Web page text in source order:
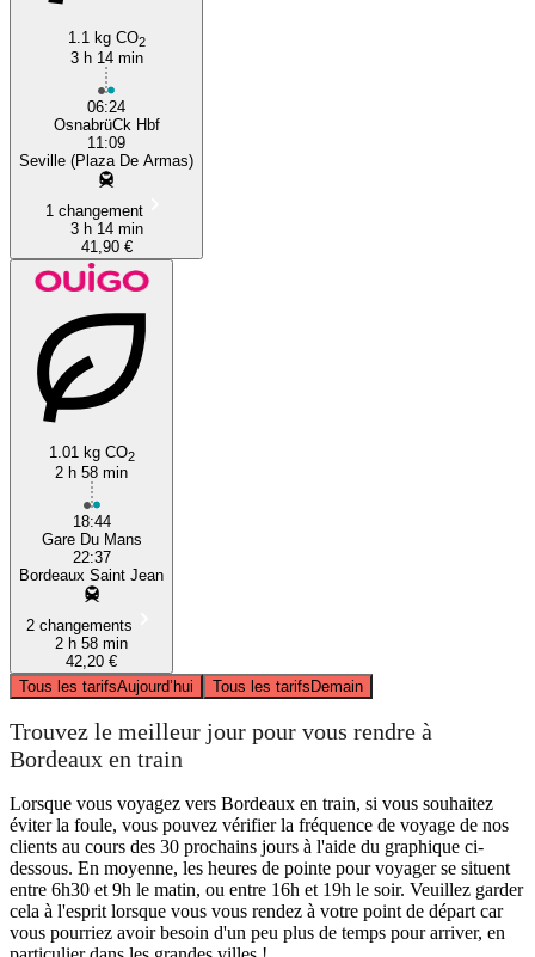
1.1 kg CO2
3 h 14 min
06:24
OsnabrüCk Hbf
11:09
Seville (Plaza De Armas)
1 changement
3 h 14 min
41,90 €
1.01 kg CO2
2 h 58 min
18:44
Gare Du Mans
22:37
Bordeaux Saint Jean
2 changements
2 h 58 min
42,20 €
Tous les tarifsAujourd’hui Tous les tarifsDemain
Trouvez le meilleur jour pour vous rendre à
Bordeaux en train
Lorsque vous voyagez vers Bordeaux en train, si vous souhaitez
éviter la foule, vous pouvez vérifier la fréquence de voyage de nos
clients au cours des 30 prochains jours à l'aide du graphique ci-
dessous. En moyenne, les heures de pointe pour voyager se situent
entre 6h30 et 9h le matin, ou entre 16h et 19h le soir. Veuillez garder
cela à l'esprit lorsque vous vous rendez à votre point de départ car
vous pourriez avoir besoin d'un peu plus de temps pour arriver, en